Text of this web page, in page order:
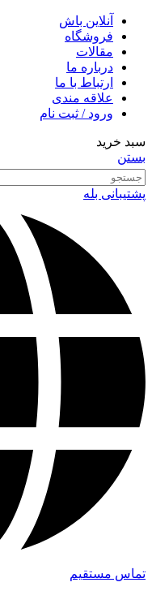
آنلاین باش
فروشگاه
مقالات
درباره ما
ارتباط با ما
علاقه مندی
ورود / ثبت نام
سبد خرید
بستن
پشتیبانی بله
تماس مستقیم